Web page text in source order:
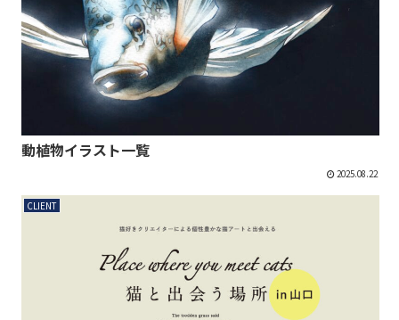
動植物イラスト一覧
2025.08.22
CLIENT